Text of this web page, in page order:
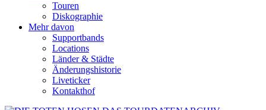
Touren
Diskographie
Mehr davon
Supportbands
Locations
Länder & Städte
Änderungshistorie
Liveticker
Kontakthof